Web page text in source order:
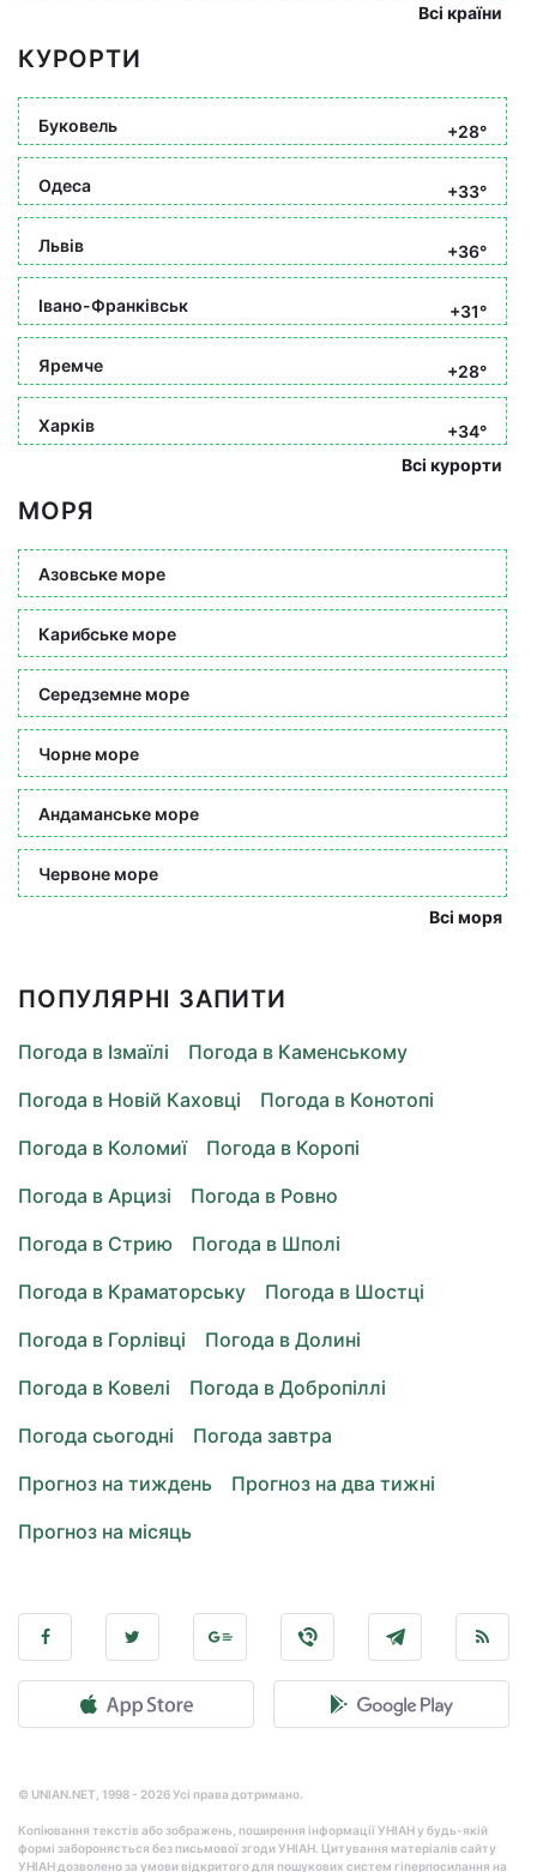
Всі країни
КУРОРТИ
Буковель +28°
Одеса +33°
Львів +36°
Івано-Франківськ +31°
Яремче +28°
Харків
+34°
Всі курорти
МОРЯ
Азовське море
Карибське море
Середземне море
Чорне море
Андаманське море
Червоне море
Всі моря
ПОПУЛЯРНІ ЗАПИТИ
Погода в Ізмаїлі
Погода в Каменському
Погода в Новій Каховці
Погода в Конотопі
Погода в Коломиї
Погода в Коропі
Погода в Арцизі
Погода в Ровно
Погода в Стрию
Погода в Шполі
Погода в Краматорську
Погода в Шостці
Погода в Горлівці
Погода в Долині
Погода в Ковелі
Погода в Добропіллі
Погода сьогодні
Погода завтра
Прогноз на тиждень
Прогноз на два тижні
Прогноз на місяць
© UNIAN.NET, 1998 - 2026 Усі права дотримано.
Копіювання текстів або зображень, поширення інформації УНІАН у будь-якій
формі забороняється без письмової згоди УНІАН. Цитування матеріалів сайту
УНІАН дозволено за умови відкритого для пошукових систем гіперпосилання на